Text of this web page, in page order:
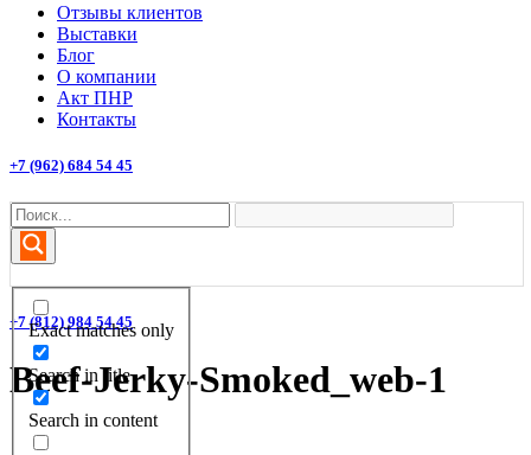
Отзывы клиентов
Выставки
Блог
О компании
Акт ПНР
Контакты
+7 (962) 684 54 45
Exact matches only
Search in title
Search in content
+7 (812) 984 54 45
Beef-Jerky-Smoked_web-1